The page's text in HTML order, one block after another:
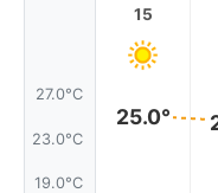
27.0°C
23.0°C
19.0°C
15
25.0°